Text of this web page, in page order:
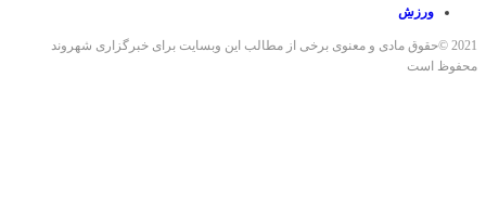
ورزش
2021 ©حقوق مادی و معنوی برخی از مطالب این وبسایت برای خبرگزاری شهروند
محفوظ است